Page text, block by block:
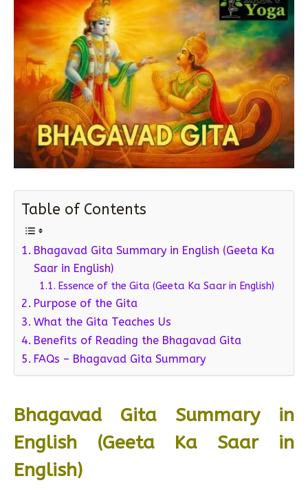
Table of Contents
Bhagavad Gita Summary in English (Geeta Ka
Saar in English)
Essence of the Gita (Geeta Ka Saar in English)
Purpose of the Gita
What the Gita Teaches Us
Benefits of Reading the Bhagavad Gita
FAQs – Bhagavad Gita Summary
Bhagavad Gita Summary in
English (Geeta Ka Saar in
English)